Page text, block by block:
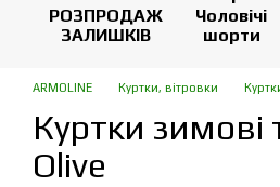
РОЗПРОДАЖ
ЗАЛИШКІВ
Чоловічі
шорти
ARMOLINE Куртки, вітровки
Куртки зимові
Olive